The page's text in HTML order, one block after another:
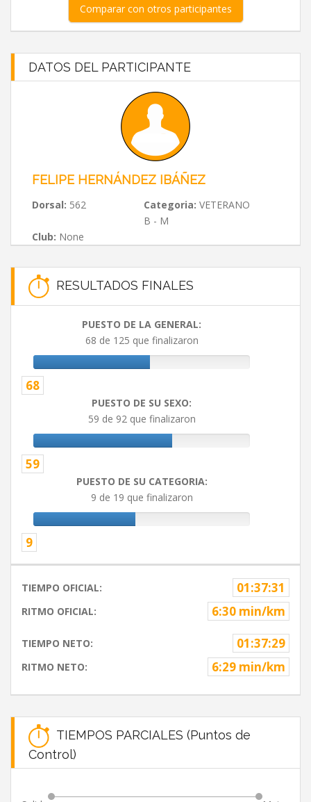
Comparar con otros participantes
DATOS DEL PARTICIPANTE
FELIPE HERNÁNDEZ IBÁÑEZ
Dorsal: 562 Categoria: VETERANO
B - M
Club: None
RESULTADOS FINALES
PUESTO DE LA GENERAL:
68 de 125 que finalizaron
68
PUESTO DE SU SEXO:
59 de 92 que finalizaron
59
PUESTO DE SU CATEGORIA:
9 de 19 que finalizaron
9
TIEMPO OFICIAL: 01:37:31
RITMO OFICIAL: 6:30 min/km
TIEMPO NETO: 01:37:29
RITMO NETO: 6:29 min/km
TIEMPOS PARCIALES (Puntos de
Control)